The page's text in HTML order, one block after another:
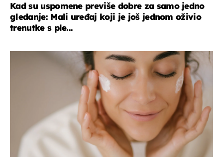
Kad su uspomene previše dobre za samo jedno
gledanje: Mali uređaj koji je još jednom oživio
trenutke s ple...
moda & ljepota